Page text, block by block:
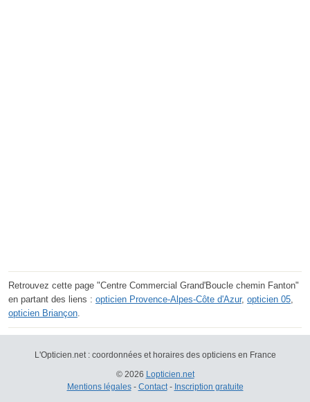
Retrouvez cette page "Centre Commercial Grand'Boucle chemin Fanton"
en partant des liens : opticien Provence-Alpes-Côte d'Azur, opticien 05,
opticien Briançon.
L'Opticien.net : coordonnées et horaires des opticiens en France
© 2026 Lopticien.net
Mentions légales- Contact- Inscription gratuite